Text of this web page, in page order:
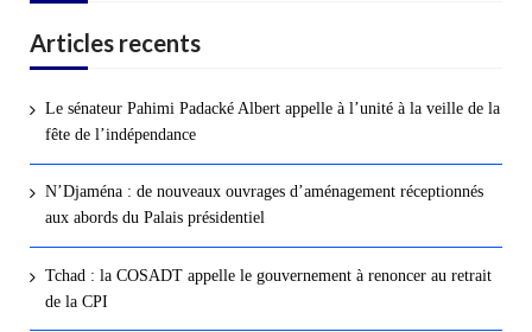
Articles recents
Le sénateur Pahimi Padacké Albert appelle à l’unité à la veille de la
fête de l’indépendance
N’Djaména : de nouveaux ouvrages d’aménagement réceptionnés
aux abords du Palais présidentiel
Tchad : la COSADT appelle le gouvernement à renoncer au retrait
de la CPI